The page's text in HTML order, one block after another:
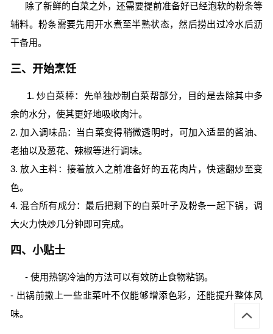
除了新鲜的白菜之外，还需要提前准备好已经泡软的粉条等
辅料。粉条需要先用开水煮至半熟状态，然后捞出过冷水后沥
干备用。
三、开始烹饪
1. 炒白菜棒：先单独炒制白菜帮部分，目的是去除其中多
余的水分，使其更好地吸收肉汁。
2. 加入调味品：当白菜变得稍微透明时，可加入适量的酱油、
老抽以及葱花、辣椒等进行调味。
3. 放入主料：接着放入之前准备好的五花肉片，快速翻炒至变
色。
4. 混合所有成分：最后把剩下的白菜叶子及粉条一起下锅，调
大火力快炒几分钟即可完成。
四、小贴士
- 使用热锅冷油的方法可以有效防止食物粘锅。
- 出锅前撒上一些韭菜叶不仅能够增添色彩，还能提升整体风
味。